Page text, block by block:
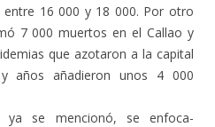
16 000 y 18 000. Por otro
7 000 muertos en el Callao y
que azotaron a la capital
años añadieron unos 4 000
ya se mencionó, se enfoca-